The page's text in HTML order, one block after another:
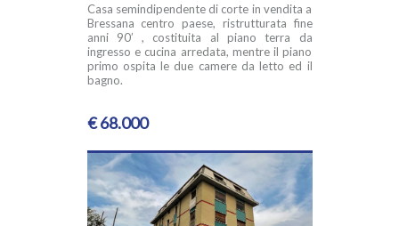
Casa semindipendente di corte in vendita a
Bressana centro paese, ristrutturata fine
anni 90’ , costituita al piano terra da
ingresso e cucina arredata, mentre il piano
primo ospita le due camere da letto ed il
bagno.
€ 68.000